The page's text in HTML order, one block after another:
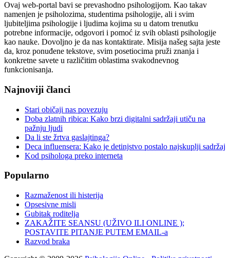
Ovaj web-portal bavi se prevashodno psihologijom. Kao takav
namenjen je psiholozima, studentima psihologije, ali i svim
ljubiteljima psihologije i ljudima kojima su u datom trenutku
potrebne informacije, odgovori i pomoć iz svih oblasti psihologije
kao nauke. Dovoljno je da nas kontaktirate. Misija našeg sajta jeste
da, kroz ponuđene tekstove, svim posetiocima pruži znanja i
konkretne savete u različitim oblastima svakodnevnog
funkcionisanja.
Najnoviji članci
Stari običaji nas povezuju
Doba zlatnih ribica: Kako brzi digitalni sadržaji utiču na
pažnju ljudi
Da li ste žrtva gaslajtinga?
Deca influensera: Kako je detinjstvo postalo najskuplji sadržaj
Kod psihologa preko interneta
Popularno
Razmaženost ili histerija
Opsesivne misli
Gubitak roditelja
ZAKAŽITE SEANSU (UŽIVO ILI ONLINE );
POSTAVITE PITANJE PUTEM EMAIL-a
Razvod braka